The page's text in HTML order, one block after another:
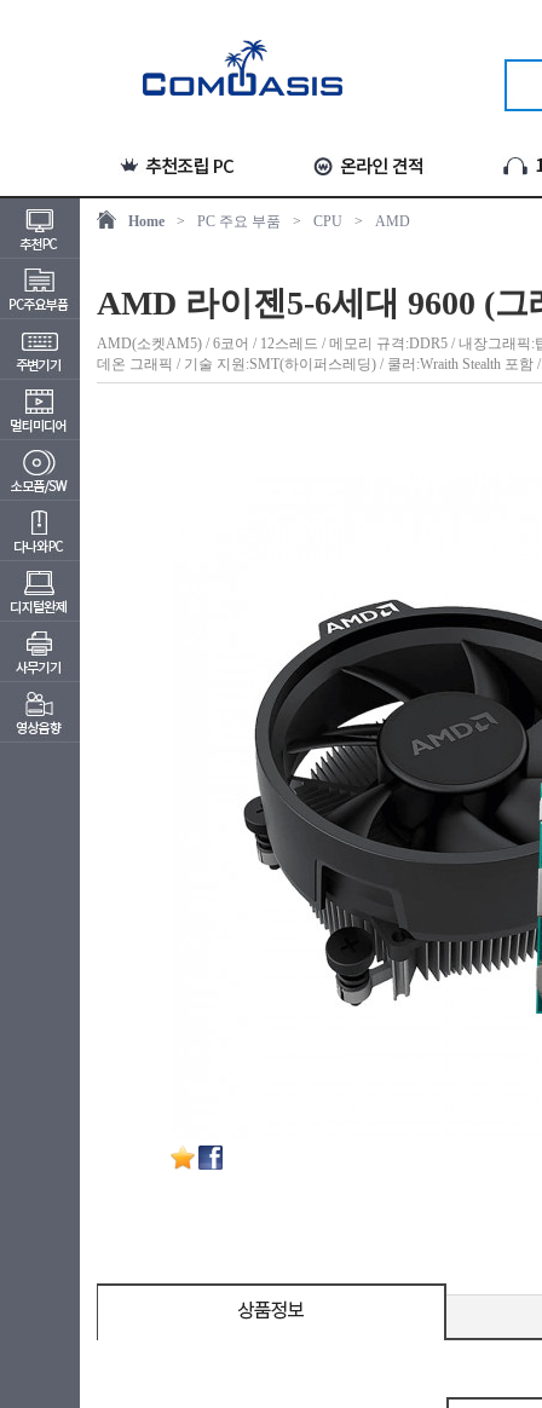
Home > PC 주요 부품 > CPU > AMD
AMD 라이젠5-6세대 9600 (
AMD(소켓AM5) / 6코어 / 12스레드 / 메모리 규격:DDR5 / 내장그래픽:
데온 그래픽 / 기술 지원:SMT(하이퍼스레딩) / 쿨러:Wraith Stealth 포